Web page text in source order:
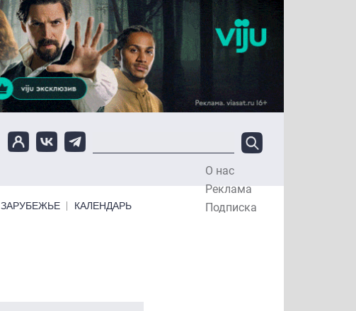
О нас
Реклама
Подписка
ЗАРУБЕЖЬЕ КАЛЕНДАРЬ